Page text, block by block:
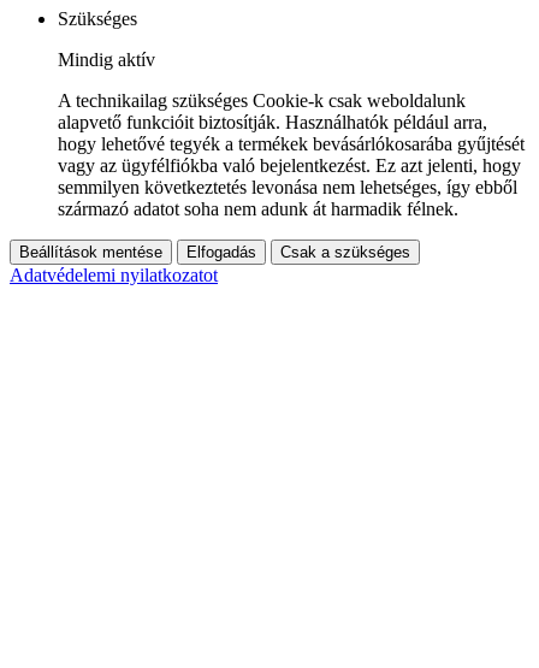
Szükséges
Mindig aktív
A technikailag szükséges Cookie-k csak weboldalunk
alapvető funkcióit biztosítják. Használhatók például arra,
hogy lehetővé tegyék a termékek bevásárlókosarába gyűjtését
vagy az ügyfélfiókba való bejelentkezést. Ez azt jelenti, hogy
semmilyen következtetés levonása nem lehetséges, így ebből
származó adatot soha nem adunk át harmadik félnek.
Beállítások mentése Elfogadás Csak a szükséges
Adatvédelemi nyilatkozatot